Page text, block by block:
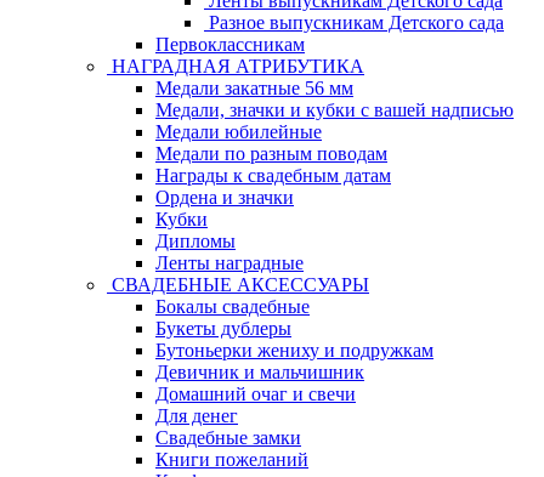
Разное выпускникам Детского сада
Первоклассникам
НАГРАДНАЯ АТРИБУТИКА
Медали закатные 56 мм
Медали, значки и кубки с вашей надписью
Медали юбилейные
Медали по разным поводам
Награды к свадебным датам
Ордена и значки
Кубки
Дипломы
Ленты наградные
СВАДЕБНЫЕ АКСЕССУАРЫ
Бокалы свадебные
Букеты дублеры
Бутоньерки жениху и подружкам
Девичник и мальчишник
Домашний очаг и свечи
Для денег
Свадебные замки
Книги пожеланий